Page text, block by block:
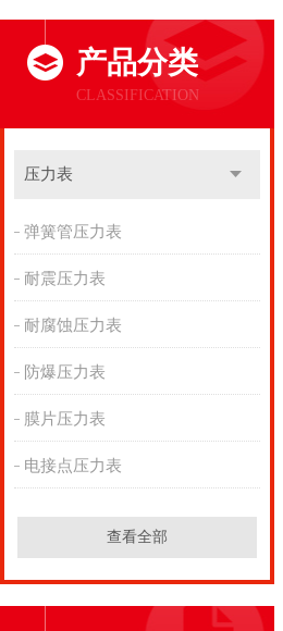
产品分类
CLASSIFICATION
压力表
弹簧管压力表
耐震压力表
耐腐蚀压力表
防爆压力表
膜片压力表
电接点压力表
查看全部